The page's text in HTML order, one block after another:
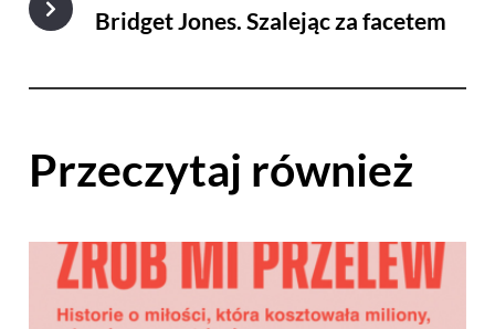
Bridget Jones. Szalejąc za facetem
Przeczytaj również